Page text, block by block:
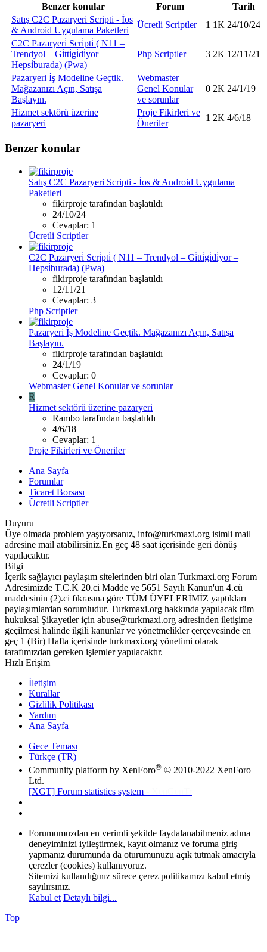
Benzer konular
Forum
Tarih
Satış C2C Pazaryeri Scripti - İos
& Android Uygulama Paketleri
Ücretli Scriptler 1 1K 24/10/24
C2C Pazaryeri̇ Scri̇pti̇ ( N11 –
Trendyol – Gi̇tti̇gi̇di̇yor –
Hepsi̇burada) (Pwa)
Php Scriptler 3 2K 12/11/21
Pazaryeri İş Modeline Geçtik.
Mağazanızı Açın, Satışa
Başlayın.
Webmaster
Genel Konular
ve sorunlar
0 2K 24/1/19
Hizmet sektörü üzerine
pazaryeri
Proje Fikirleri ve
Öneriler
1 2K 4/6/18
Benzer konular
Satış C2C Pazaryeri Scripti - İos & Android Uygulama
Paketleri
fikirproje tarafından başlatıldı
24/10/24
Cevaplar: 1
Ücretli Scriptler
C2C Pazaryeri̇ Scri̇pti̇ ( N11 – Trendyol – Gi̇tti̇gi̇di̇yor –
Hepsi̇burada) (Pwa)
fikirproje tarafından başlatıldı
12/11/21
Cevaplar: 3
Php Scriptler
Pazaryeri İş Modeline Geçtik. Mağazanızı Açın, Satışa
Başlayın.
fikirproje tarafından başlatıldı
24/1/19
Cevaplar: 0
Webmaster Genel Konular ve sorunlar
R
Hizmet sektörü üzerine pazaryeri
Rambo tarafından başlatıldı
4/6/18
Cevaplar: 1
Proje Fikirleri ve Öneriler
Ana Sayfa
Forumlar
Ticaret Borsası
Ücretli Scriptler
Duyuru
Üye olmada problem yaşıyorsanız, info@turkmaxi.org isimli mail
adresine mail atabilirsiniz.En geç 48 saat içerisinde geri dönüş
yapılacaktır.
Bilgi
İçerik sağlayıcı paylaşım sitelerinden biri olan Turkmaxi.org Forum
Adresimizde T.C.K 20.ci Madde ve 5651 Sayılı Kanun'un 4.cü
maddesinin (2).ci fıkrasına göre TÜM ÜYELERİMİZ yaptıkları
paylaşımlardan sorumludur. Turkmaxi.org hakkında yapılacak tüm
hukuksal Şikayetler için abuse@turkmaxi.org adresinden iletişime
geçilmesi halinde ilgili kanunlar ve yönetmelikler çerçevesinde en
geç 1 (Bir) Hafta içerisinde turkmaxi.org yönetimi olarak
tarafımızdan gereken işlemler yapılacaktır.
Hızlı Erişim
İletişim
Kurallar
Gizlilik Politikası
Yardım
Ana Sayfa
Gece Teması
Türkçe (TR)
Community platform by XenForo® © 2010-2022 XenForo
Ltd.
[XGT] Forum statistics system
Forumumuzdan en verimli şekilde faydalanabilmeniz adına
deneyiminizi iyileştirmek, kayıt olmanız ve foruma giriş
yapmanız durumunda da oturumunuzu açık tutmak amacıyla
çerezler (cookies) kullanıyoruz.
Sitemizi kullandığınız sürece çerez politikamızı kabul etmiş
sayılırsınız.
Kabul et Detaylı bilgi...
Top